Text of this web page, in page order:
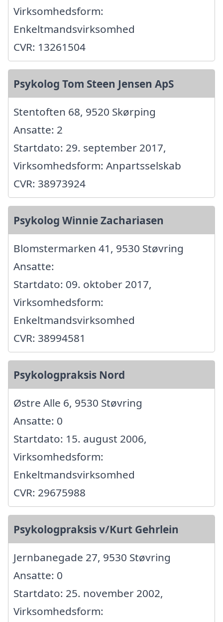
Virksomhedsform:
Enkeltmandsvirksomhed
CVR: 13261504
Psykolog Tom Steen Jensen ApS
Stentoften 68, 9520 Skørping
Ansatte: 2
Startdato: 29. september 2017,
Virksomhedsform: Anpartsselskab
CVR: 38973924
Psykolog Winnie Zachariasen
Blomstermarken 41, 9530 Støvring
Ansatte:
Startdato: 09. oktober 2017,
Virksomhedsform:
Enkeltmandsvirksomhed
CVR: 38994581
Psykologpraksis Nord
Østre Alle 6, 9530 Støvring
Ansatte: 0
Startdato: 15. august 2006,
Virksomhedsform:
Enkeltmandsvirksomhed
CVR: 29675988
Psykologpraksis v/Kurt Gehrlein
Jernbanegade 27, 9530 Støvring
Ansatte: 0
Startdato: 25. november 2002,
Virksomhedsform: